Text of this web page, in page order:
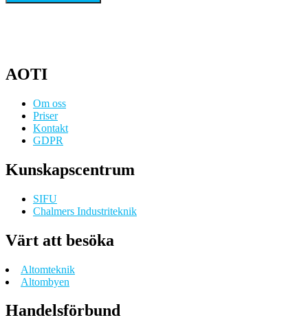
AOTI
Om oss
Priser
Kontakt
GDPR
Kunskapscentrum
SIFU
Chalmers Industriteknik
Värt att besöka
Altomteknik
Altombyen
Handelsförbund